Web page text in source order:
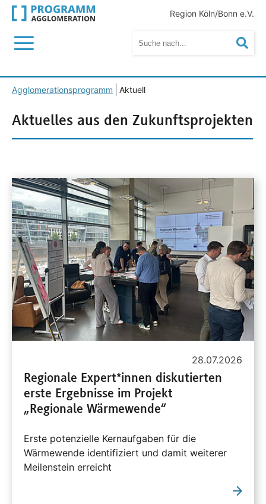
Region Köln/Bonn e.V.
Menü
Agglomerationsprogramm Aktuell
Aktuelles aus den Zukunftsprojekten
28.07.2026
Regionale Expert*innen diskutierten
erste Ergebnisse im Projekt
„Regionale Wärmewende“
Erste potenzielle Kernaufgaben für die
Wärmewende identifiziert und damit weiterer
Meilenstein erreicht